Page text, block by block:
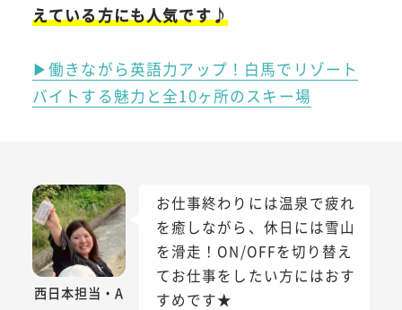
えている方にも人気です♪
▶働きながら英語力アップ！白馬でリゾート
バイトする魅力と全10ヶ所のスキー場
西日本担当・A
お仕事終わりには温泉で疲れ
を癒しながら、休日には雪山
を滑走！ON/OFFを切り替え
てお仕事をしたい方にはおす
すめです★